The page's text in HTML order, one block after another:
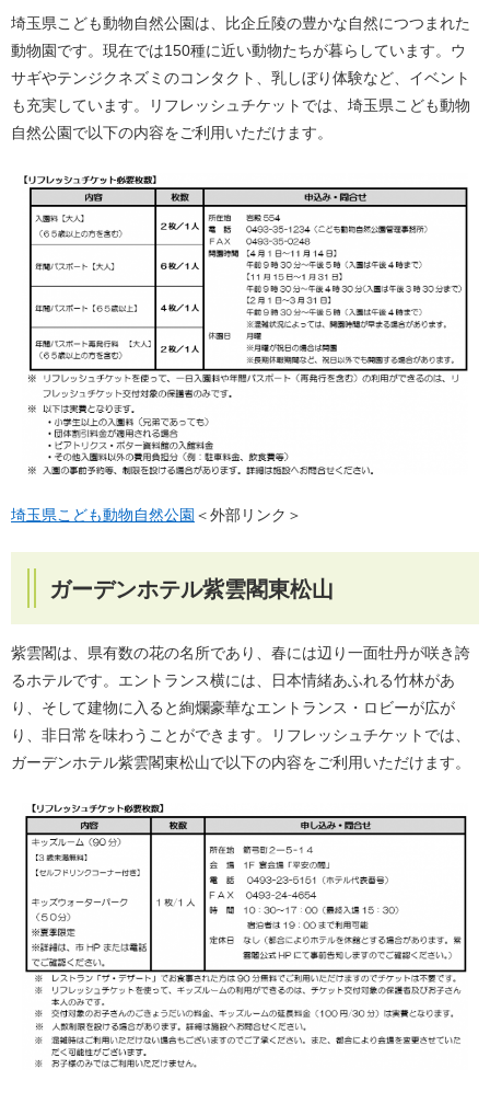
埼玉県こども動物自然公園は、比企丘陵の豊かな自然につつまれた
動物園です。現在では150種に近い動物たちが暮らしています。ウ
サギやテンジクネズミのコンタクト、乳しぼり体験など、イベント
も充実しています。リフレッシュチケットでは、埼玉県こども動物
自然公園で以下の内容をご利用いただけます。
埼玉県こども動物自然公園 ＜外部リンク＞
ガーデンホテル紫雲閣東松山
紫雲閣は、県有数の花の名所であり、春には辺り一面牡丹が咲き誇
るホテルです。エントランス横には、日本情緒あふれる竹林があ
り、そして建物に入ると絢爛豪華なエントランス・ロビーが広が
り、非日常を味わうことができます。リフレッシュチケットでは、
ガーデンホテル紫雲閣東松山で以下の内容をご利用いただけます。